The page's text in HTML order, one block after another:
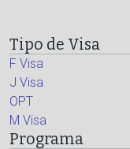
Tipo de Visa
F Visa
J Visa
OPT
M Visa
Programa